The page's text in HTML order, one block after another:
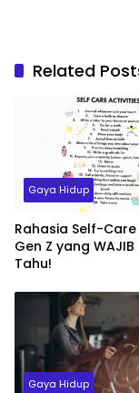
Related
Gaya Hidup
Rahasia Self-Care
Gen Z yang WAJIB
Tahu!
Gaya Hidup